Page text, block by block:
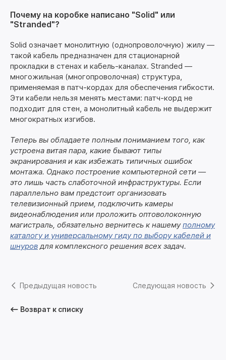
Почему на коробке написано "Solid" или
"Stranded"?
Solid означает монолитную (однопроволочную) жилу —
такой кабель предназначен для стационарной
прокладки в стенах и кабель-каналах. Stranded —
многожильная (многопроволочная) структура,
применяемая в патч-кордах для обеспечения гибкости.
Эти кабели нельзя менять местами: патч-корд не
подходит для стен, а монолитный кабель не выдержит
многократных изгибов.
Теперь вы обладаете полным пониманием того, как
устроена витая пара, какие бывают типы
экранирования и как избежать типичных ошибок
монтажа. Однако построение компьютерной сети —
это лишь часть слаботочной инфраструктуры. Если
параллельно вам предстоит организовать
телевизионный прием, подключить камеры
видеонаблюдения или проложить оптоволоконную
магистраль, обязательно вернитесь к нашемуполному
каталогу и универсальному гиду по выбору кабелей и
шнуров для комплексного решения всех задач.
Предыдущая новость Следующая новость
Возврат к списку